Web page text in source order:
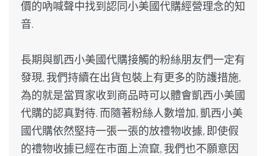
價的吶喊聲中找到認同小美國代購經營理念的知
音.
長期與凱西小美國代購接觸的粉絲朋友們一定有
發現, 我們持續在出貨包裝上有更多的防護措施,
為的就是當買家收到商品時可以體會凱西小美國
代購的認真對待. 而隨著粉絲人數增加,凱西小美
國代購依然堅持一張一張的放禮物收據, 即使假
的禮物收據已經在市面上流竄, 我們也不願意因